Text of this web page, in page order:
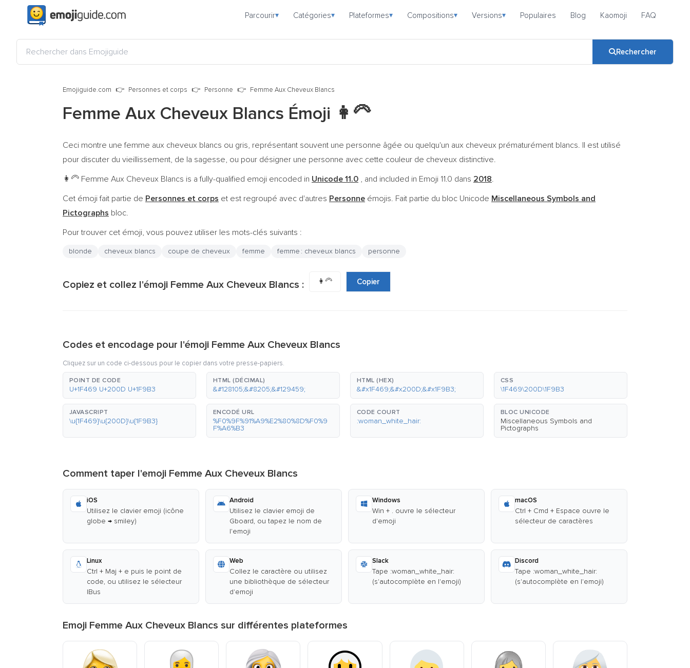
Parcourir▾ Catégories▾ Plateformes▾ Compositions▾ Versions▾ Populaires Blog Kaomoji FAQ
Rechercher
Emojiguide.com Personnes et corps Personne Femme Aux Cheveux Blancs
Femme Aux Cheveux Blancs Émoji 👩‍🦳
Ceci montre une femme aux cheveux blancs ou gris, représentant souvent une personne âgée ou quelqu'un aux cheveux prématurément blancs. Il est utilisé
pour discuter du vieillissement, de la sagesse, ou pour désigner une personne avec cette couleur de cheveux distinctive.
👩‍🦳 Femme Aux Cheveux Blancs is a fully-qualified emoji encoded in Unicode 11.0 , and included in Emoji 11.0 dans 2018.
Cet émoji fait partie de Personnes et corps et est regroupé avec d'autres Personne émojis. Fait partie du bloc Unicode Miscellaneous Symbols and
Pictographs bloc.
Pour trouver cet émoji, vous pouvez utiliser les mots-clés suivants :
blonde cheveux blancs coupe de cheveux femme femme : cheveux blancs personne
Copiez et collez l'émoji Femme Aux Cheveux Blancs : 👩‍🦳 Copier
Codes et encodage pour l'émoji Femme Aux Cheveux Blancs
Cliquez sur un code ci-dessous pour le copier dans votre presse-papiers.
POINT DE CODE
U+1F469 U+200D U+1F9B3
HTML (DÉCIMAL)
&#128105;&#8205;&#129459;
HTML (HEX)
&#x1F469;&#x200D;&#x1F9B3;
CSS
\1F469\200D\1F9B3
JAVASCRIPT
\u{1F469}\u{200D}\u{1F9B3}
ENCODÉ URL
%F0%9F%91%A9%E2%80%8D%F0%9
F%A6%B3
CODE COURT
:woman_white_hair:
BLOC UNICODE
Miscellaneous Symbols and
Pictographs
Comment taper l'emoji Femme Aux Cheveux Blancs
iOS
Utilisez le clavier emoji (icône
globe → smiley)
Android
Utilisez le clavier emoji de
Gboard, ou tapez le nom de
l'emoji
Windows
Win + . ouvre le sélecteur
d'emoji
macOS
Ctrl + Cmd + Espace ouvre le
sélecteur de caractères
Linux
Ctrl + Maj + e puis le point de
code, ou utilisez le sélecteur
IBus
Web
Collez le caractère ou utilisez
une bibliothèque de sélecteur
d'emoji
Slack
Tape :woman_white_hair:
(s'autocomplète en l'emoji)
Discord
Tape :woman_white_hair:
(s'autocomplète en l'emoji)
Emoji Femme Aux Cheveux Blancs sur différentes plateformes